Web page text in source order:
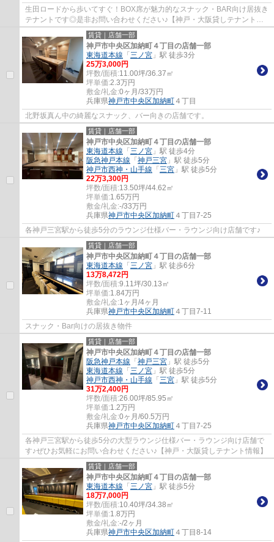
生田ロードから歩いてすぐ！BOX席が魅力的なスナック・BAR向け居抜き
テナントです◎是非お問い合わせください♪【神戸・大阪貸しテナント情
報】
賃貸｜店舗一部
神戸市中央区加納町４丁目の店舗一部
東海道本線 「 三ノ宮 」駅 徒歩3分
25万3,000円
坪数/面積:11.00坪/36.37㎡
坪単価:2.3万円
敷金/礼金:0ヶ月/33万円
兵庫県神戸市中央区加納町 ４丁目
北野坂真ん中の綺麗なスナック、バー向きの店舗です。
賃貸｜店舗一部
神戸市中央区加納町４丁目の店舗一部
東海道本線 「 三ノ宮 」駅 徒歩4分
阪急神戸本線 「 神戸三宮 」駅 徒歩5分
神戸市西神・山手線 「 三宮 」駅 徒歩5分
22万3,300円
坪数/面積:13.50坪/44.62㎡
坪単価:1.65万円
敷金/礼金:-/33万円
兵庫県神戸市中央区加納町 ４丁目7-25
各神戸三宮駅から徒歩5分のラウンジ仕様バー・ラウンジ向け店舗です♪
賃貸｜店舗一部
神戸市中央区加納町４丁目の店舗一部
東海道本線 「 三ノ宮 」駅 徒歩6分
13万8,472円
坪数/面積:9.11坪/30.13㎡
坪単価:1.84万円
敷金/礼金:1ヶ月/4ヶ月
兵庫県神戸市中央区加納町 ４丁目7-11
スナック・Bar向けの居抜き物件
賃貸｜店舗一部
神戸市中央区加納町４丁目の店舗一部
阪急神戸本線 「 神戸三宮 」駅 徒歩5分
東海道本線 「 三ノ宮 」駅 徒歩5分
神戸市西神・山手線 「 三宮 」駅 徒歩5分
31万2,400円
坪数/面積:26.00坪/85.95㎡
坪単価:1.2万円
敷金/礼金:0ヶ月/60.5万円
兵庫県神戸市中央区加納町 ４丁目7-25
各神戸三宮駅から徒歩5分の大型ラウンジ仕様バー・ラウンジ向け店舗で
す♪ぜひお気軽にお問い合わせください♪【神戸・大阪貸しテナント情報】
賃貸｜店舗一部
神戸市中央区加納町４丁目の店舗一部
東海道本線 「 三ノ宮 」駅 徒歩5分
18万7,000円
坪数/面積:10.40坪/34.38㎡
坪単価:1.8万円
敷金/礼金:-/2ヶ月
兵庫県神戸市中央区加納町 ４丁目8-14